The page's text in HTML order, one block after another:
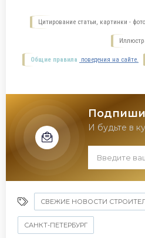
Цитирование статьи, картинки -
Общие правила поведения на сайте.
И будьте в
СВЕЖИЕ НОВОСТИ
САНКТ-ПЕТЕРБУРГ